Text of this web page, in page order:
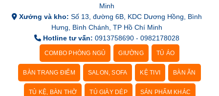
Minh
Xưởng và kho: Số 13, đường 6B, KDC Dương Hồng, Bình
Hưng, Bình Chánh, TP Hồ Chí Minh
Hotline tư vấn: 0913758690 - 0982178028
COMBO PHÒNG NGỦ GIƯỜNG TỦ ÁO
BÀN TRANG ĐIỂM SALON, SOFA KỆ TIVI BÀN ĂN
TỦ KỆ, BÀN THỜ TỦ GIÀY DÉP SẢN PHẨM KHÁC